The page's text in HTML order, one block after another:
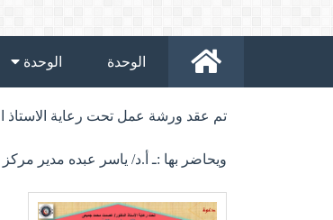
الوحدة الوحدة
تم عقد ورشة عمل تحت رعاية الاستاذ
ويحاضر بها :ـ أ.د/ ياسر عبده مدير مركز التعليم